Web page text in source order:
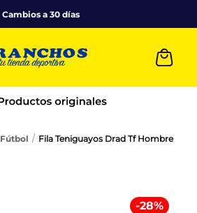
Cambios a 30 días
Fútbol
Fila Teniguayos Drad Tf Hombre
-28%